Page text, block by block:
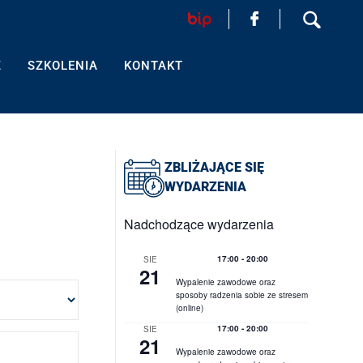
SZKOLENIA
KONTAKT
EGZAMINY PRAWNICZE
O IZBIE
SZKOLENIA KONTAKT
ZBLIŻAJĄCE SIĘ
WYDARZENIA
Nadchodzące wydarzenia
SIE
21
17:00- 20:00
Wypalenie zawodowe oraz
sposoby radzenia sobie ze stresem
(online)
SIE
21
17:00- 20:00
Wypalenie zawodowe oraz